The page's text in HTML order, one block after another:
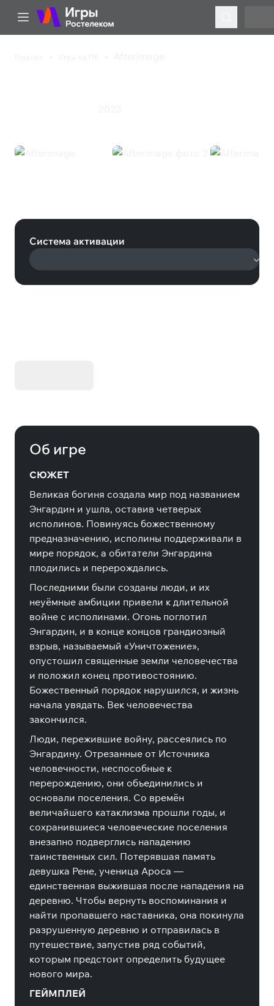
Система активации
Об игре
СЮЖЕТ
Великая богиня создала мир под названием
Энгардин и ушла, оставив четверых
исполинов. Повинуясь божественному
предназначению, исполины поддерживали в
мире порядок, а обитатели Энгардина
плодились и перерождались.
Последними были созданы люди, и их
неуёмные амбиции привели к длительной
войне с исполинами. Огонь поглотил
Энгардин, и в конце концов грандиозный
взрыв, называемый «Уничтожение»,
опустошил священные земли человечества
и положил конец противостоянию.
Божественный порядок нарушился, и жизнь
начала увядать. Век человечества
закончился.
Люди, пережившие войну, рассеялись по
Энгардину. Отрезанные от Источника
человечности, неспособные к
перерождению, они объединились и
основали поселения. Со времён
величайшего катаклизма прошли годы, и
сохранившиеся человеческие поселения
внезапно подверглись нападению
таинственных сил. Потерявшая память
девушка Рене, ученица Ароса —
единственная выжившая после нападения на
деревню. Чтобы вернуть воспоминания и
найти пропавшего наставника, она покинула
разрушенную деревню и отправилась в
путешествие, запустив ряд событий,
которым предстоит определить будущее
нового мира.
ГЕЙМПЛЕЙ